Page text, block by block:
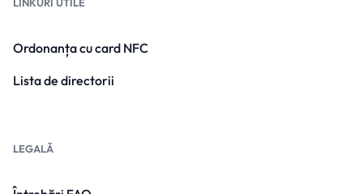
Ordonanța cu card NFC
Lista de directorii
LEGALĂ